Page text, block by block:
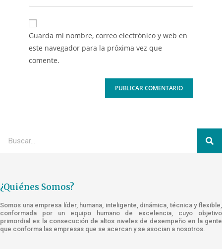
Guarda mi nombre, correo electrónico y web en
este navegador para la próxima vez que
comente.
¿Quiénes Somos?
Somos una empresa líder, humana, inteligente, dinámica, técnica y flexible,
conformada por un equipo humano de excelencia, cuyo objetivo
primordial es la consecución de altos niveles de desempeño en la gente
que conforma las empresas que se acercan y se asocian a nosotros.